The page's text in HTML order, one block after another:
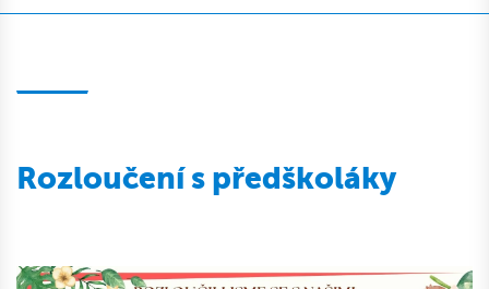
Rozloučení s předškoláky